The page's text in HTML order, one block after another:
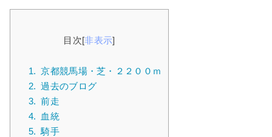
目次[非表示]
1. 京都競馬場・芝・２２００ｍ
2. 過去のブログ
3. 前走
4.
血統
5. 騎手